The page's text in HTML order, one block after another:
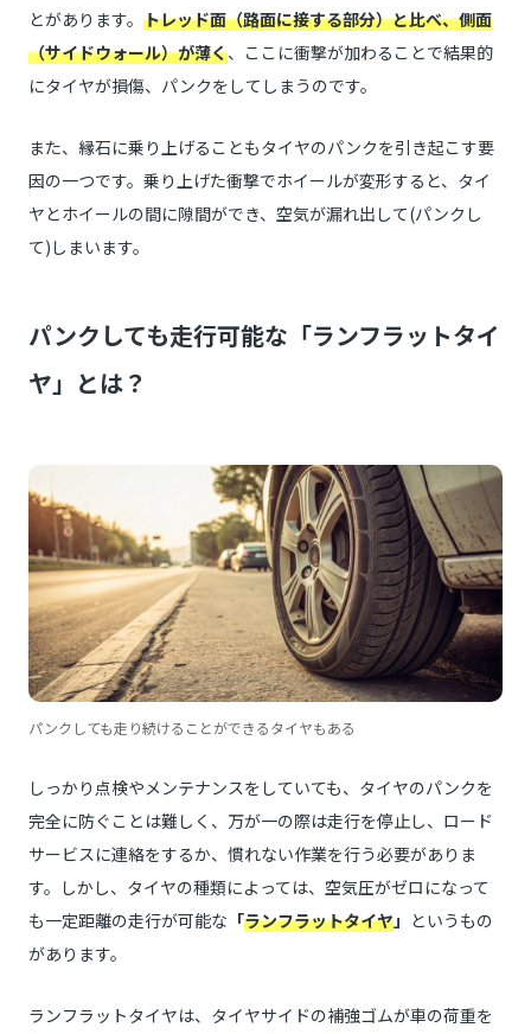
とがあります。 トレッド面（路面に接する部分）と比べ、側面
（サイドウォール）が薄く、ここに衝撃が加わることで結果的
にタイヤが損傷、パンクをしてしまうのです。
また、縁石に乗り上げることもタイヤのパンクを引き起こす要
因の一つです。乗り上げた衝撃でホイールが変形すると、タイ
ヤとホイールの間に隙間ができ、空気が漏れ出して(パンクし
て)しまいます。
パンクしても走行可能な「ランフラットタイ
ヤ」とは？
パンクしても走り続けることができるタイヤもある
しっかり点検やメンテナンスをしていても、タイヤのパンクを
完全に防ぐことは難しく、万が一の際は走行を停止し、ロード
サービスに連絡をするか、慣れない作業を行う必要がありま
す。しかし、タイヤの種類によっては、空気圧がゼロになって
も一定距離の走行が可能な 「ランフラットタイヤ」 というもの
があります。
ランフラットタイヤは、タイヤサイドの補強ゴムが車の荷重を